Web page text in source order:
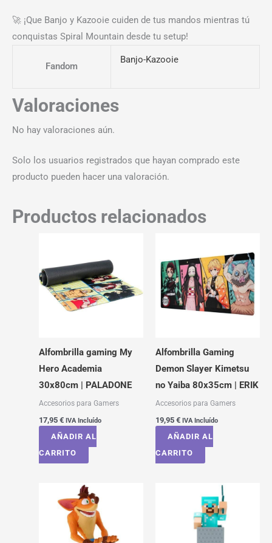
🚀 ¡Que Banjo y Kazooie cuiden de tus mandos mientras tú
conquistas Spiral Mountain desde tu setup!
Fandom
Banjo-Kazooie
Valoraciones
No hay valoraciones aún.
Solo los usuarios registrados que hayan comprado este
producto pueden hacer una valoración.
Productos relacionados
Alfombrilla gaming My
Hero Academia
30x80cm | PALADONE
Accesorios para Gamers
17,95 € IVA Incluído
AÑADIR AL
CARRITO
Alfombrilla Gaming
Demon Slayer Kimetsu
no Yaiba 80x35cm | ERIK
Accesorios para Gamers
19,95 € IVA Incluído
AÑADIR AL
CARRITO